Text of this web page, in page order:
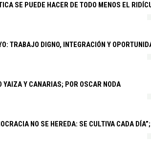
SE PUEDE HACER DE TODO MENOS EL
TRABAJO DIGNO, INTEGRACIÓN Y
YAIZA Y CANARIAS; POR OSCAR NODA
NO SE HEREDA: SE CULTIVA CADA